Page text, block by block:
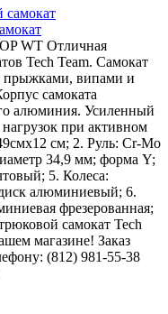
WT Отличная
Tech Team. Самокат
прыжками, випами и
самоката
алюминия. Усиленный
при активном
см; 2. Руль: Cr-Mo
34,9 мм; форма Y;
5. Колеса:
алюминиевый; 6.
фрезерованная;
самокат Tech
магазине! Заказ
(812) 981-55-38